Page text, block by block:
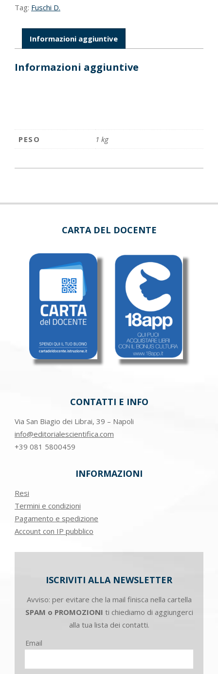
Tag: Fuschi D.
Informazioni aggiuntive
Informazioni aggiuntive
PESO 1 kg
CARTA DEL DOCENTE
CONTATTI E INFO
Via San Biagio dei Librai, 39 – Napoli
info@editorialescientifica.com
+39 081 5800459
INFORMAZIONI
Resi
Termini e condizioni
Pagamento e spedizione
Account con IP pubblico
ISCRIVITI ALLA NEWSLETTER
Avviso: per evitare che la mail finisca nella cartella
SPAM o PROMOZIONI ti chiediamo di aggiungerci
alla tua lista dei contatti.
Email